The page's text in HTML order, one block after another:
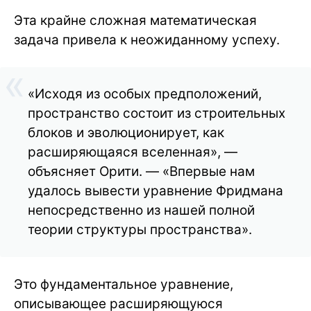
Эта крайне сложная математическая
задача привела к неожиданному успеху.
«Исходя из особых предположений,
пространство состоит из строительных
блоков и эволюционирует, как
расширяющаяся вселенная», —
объясняет Орити. — «Впервые нам
удалось вывести уравнение Фридмана
непосредственно из нашей полной
теории структуры пространства».
Это фундаментальное уравнение,
описывающее расширяющуюся